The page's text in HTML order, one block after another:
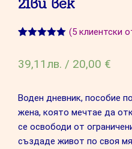
базирано на
потребител
(5 клиентски
39,11 лв. / 20,00 €
Воден дневник, пособие
жена, която мечтае да
се освободи от
създаде живот по своя